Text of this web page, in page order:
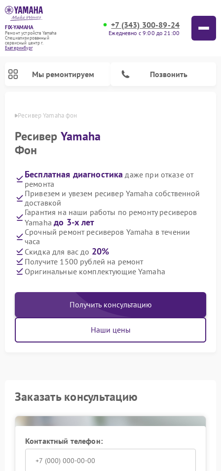
FIX-YAMAHA
Ремонт устройств Yamaha
Специализированный
cервисный центр г.
Екатеринбург
+7 (343) 300-89-24
Ежедневно с 9:00 до 21:00
Мы ремонтируем Позвонить
Ресивер Yamaha фон
Ресивер Yamaha
Фон
Бесплатная диагностика даже при отказе от
ремонта
Привезем и увезем ресивер Yamaha собственной
доставкой
Гарантия на наши работы по ремонту ресиверов
Yamahaдо 3-х лет
Срочный ремонт ресиверов Yamaha в течении
часа
Скидка для вас до 20%
Получите 1500 рублей на ремонт
Оригинальные комплектующие Yamaha
Получить консультацию
Наши цены
Заказать консультацию
Контактный телефон: